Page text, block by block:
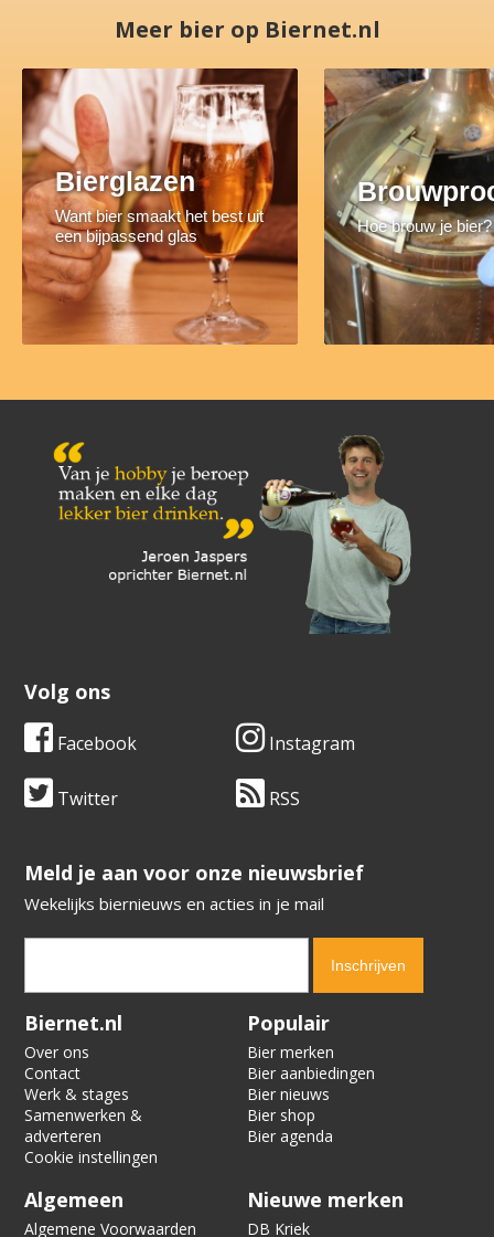
Meer bier op Biernet.nl
Bierglazen
Want bier smaakt het best uit
een bijpassend glas
Hoe brouw je bier?
Volg ons
Facebook Instagram
Twitter RSS
​​​​​​​Meld je aan voor onze nieuwsbrief
Wekelijks biernieuws en acties in je mail
Verification code:
Biernet.nl
Over ons
Contact
Werk & stages
Samenwerken &
adverteren
Cookie instellingen
Populair
Bier merken
Bier aanbiedingen
Bier nieuws
Bier shop
Bier agenda
Algemeen
Algemene Voorwaarden
Nieuwe merken
DB Kriek